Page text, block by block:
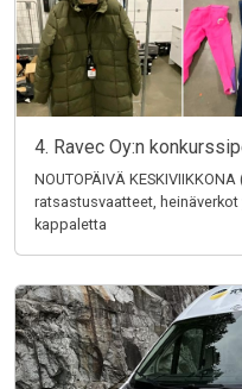
4. Ravec Oy:n
NOUTOPÄIVÄ
ratsastusvaatteet,
kappaletta